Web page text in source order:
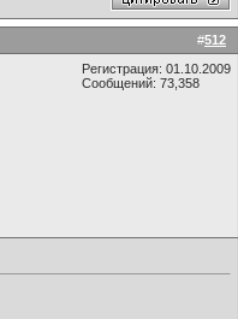
#512
Регистрация: 01.10.2009
Сообщений: 73,358